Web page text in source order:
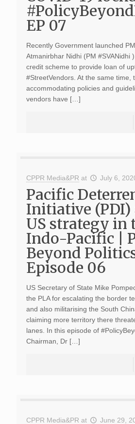
EP 07
Recently Government launched
Atmanirbhar Nidhi (PM #SVANidhi
credit scheme to provide loan of
#StreetVendors. At the same time,
accommodating policies and
vendors have […]
CPPR Media&PR at July 6,
Pacific
Initiative (PDI)
US strategy in
Indo-Pacific |
Beyond
Episode 06
US Secretary of State Mike
the PLA for escalating the border
and also militarising the South
claiming more territory there
lanes. In this episode of
Chairman, Dr […]
CPPR Media&PR at June 29,